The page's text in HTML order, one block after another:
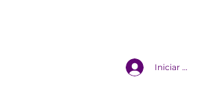
Iniciar sesión